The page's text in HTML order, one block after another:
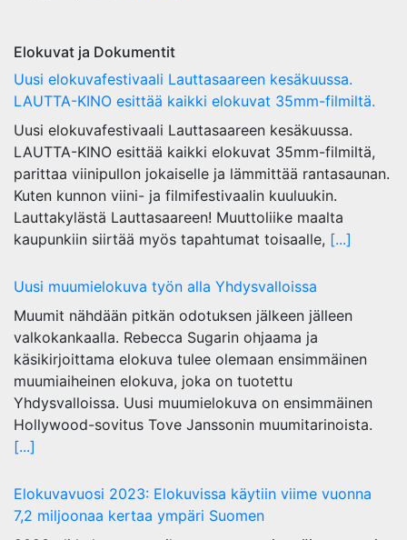
Elokuvat ja Dokumentit
Uusi elokuvafestivaali Lauttasaareen kesäkuussa.
LAUTTA-KINO esittää kaikki elokuvat 35mm-filmiltä.
Uusi elokuvafestivaali Lauttasaareen kesäkuussa.
LAUTTA-KINO esittää kaikki elokuvat 35mm-filmiltä,
parittaa viinipullon jokaiselle ja lämmittää rantasaunan.
Kuten kunnon viini- ja filmifestivaalin kuuluukin.
Lauttakylästä Lauttasaareen! Muuttoliike maalta
kaupunkiin siirtää myös tapahtumat toisaalle, [...]
Uusi muumielokuva työn alla Yhdysvalloissa
Muumit nähdään pitkän odotuksen jälkeen jälleen
valkokankaalla. Rebecca Sugarin ohjaama ja
käsikirjoittama elokuva tulee olemaan ensimmäinen
muumiaiheinen elokuva, joka on tuotettu
Yhdysvalloissa. Uusi muumielokuva on ensimmäinen
Hollywood-sovitus Tove Janssonin muumitarinoista.
[...]
Elokuvavuosi 2023: Elokuvissa käytiin viime vuonna
7,2 miljoonaa kertaa ympäri Suomen